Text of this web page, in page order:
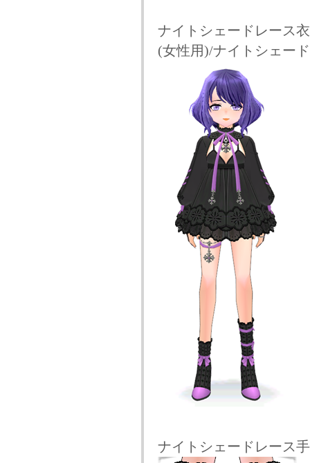
ナイトシェードレース
(女性用)/ナイトシェー
ナイトシェードレース